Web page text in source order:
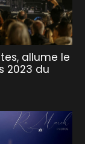
allume le
2023 du